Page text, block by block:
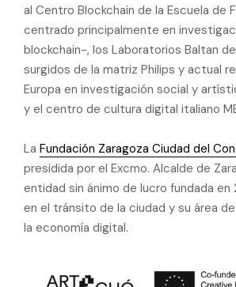
al Centro Blockchain de la Escuela de
centrado principalmente en
blockchain-, los Laboratorios Baltan
surgidos de la matriz Philips y actual
Europa en investigación social y
y el centro de cultura digital italiano
La Fundación Zaragoza Ciudad del
presidida por el Excmo. Alcalde de
entidad sin ánimo de lucro fundada
en el tránsito de la ciudad y su área
la economía digital.